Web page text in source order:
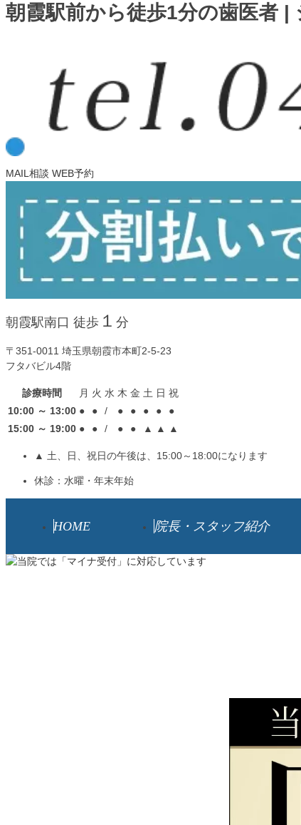
朝霞駅前から徒歩1分の歯医者 |
MAIL相談 WEB予約
朝霞駅南口 徒歩 １ 分
〒351-0011 埼玉県朝霞市本町2-5-23
フタバビル4階
診療時間 月 火 水 木 金 土 日 祝
10:00 ～ 13:00 ● ● / ● ● ● ●
●
15:00 ～ 19:00 ● ● / ● ● ▲ ▲ ▲
▲ 土、日、祝日の午後は、15:00～18:00になります
休診：水曜・年末年始
HOME 院長・スタッフ紹介